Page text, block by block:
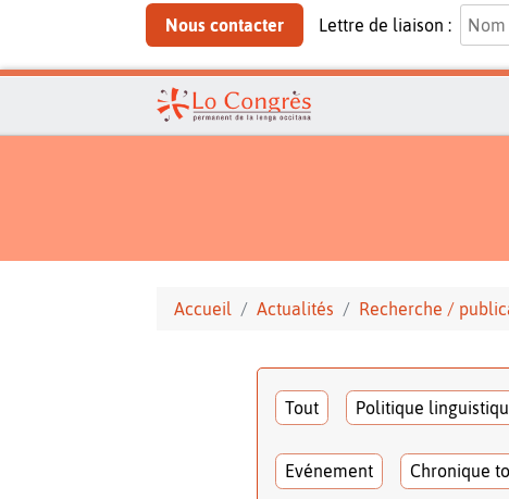
Nous contacter Lettre de liaison :
Accueil Actualités Recherche /
Tout Politique
Evénement Chronique